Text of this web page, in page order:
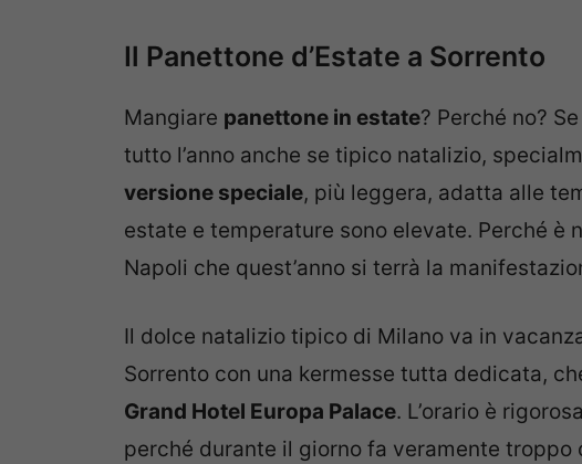
Il Panettone d’Estate a Sorrento
Mangiare panettone in estate? Perché no?
tutto l’anno anche se tipico natalizio,
versione speciale, più leggera, adatta alle
estate e temperature sono elevate. Perché è
Napoli che quest’anno si terrà la
Il dolce natalizio tipico di Milano va in
Sorrento con una kermesse tutta dedicata,
Grand Hotel Europa Palace. L’orario è
perché durante il giorno fa veramente